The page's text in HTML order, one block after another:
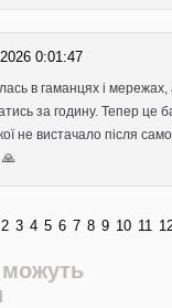
0:01:47
в гаманцях і мережах,
за годину. Тепер це
не вистачало після
🙏
2 3 4 5 6 7 8 9 10 11